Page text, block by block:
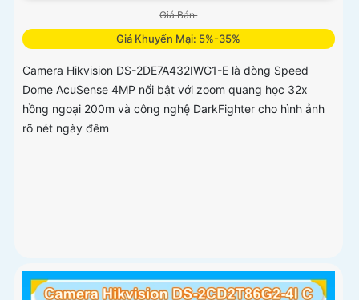
Giá Bán:
Giá Khuyến Mại: 5%-35%
Camera Hikvision DS-2DE7A432IWG1-E là dòng Speed
Dome AcuSense 4MP nổi bật với zoom quang học 32x
hồng ngoại 200m và công nghệ DarkFighter cho hình ảnh
rõ nét ngày đêm